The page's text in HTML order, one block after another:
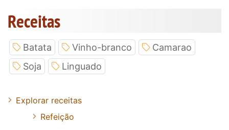
Receitas
Batata Vinho-branco
Camarao
Soja
Linguado
Explorar receitas
Refeição